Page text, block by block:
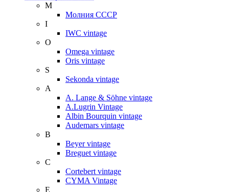
М
Молния СССР
I
IWC vintage
O
Omega vintage
Oris vintage
S
Sekonda vintage
A
A. Lange & Söhne vintage
A.Lugrin Vintage
Albin Bourquin vintage
Audemars vintage
B
Beyer vintage
Breguet vintage
C
Cortebert vintage
CYMA Vintage
E